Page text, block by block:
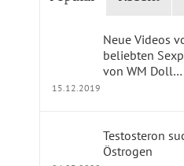
Neue Videos
beliebten
von WM Doll…
15.12.2019
Testosteron
Östrogen